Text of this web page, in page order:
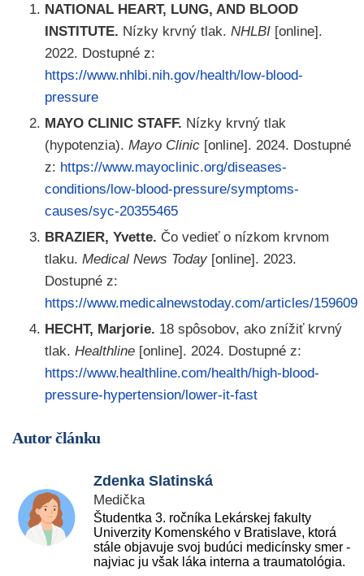
NATIONAL HEART, LUNG, AND BLOOD
INSTITUTE. Nízky krvný tlak. NHLBI [online].
2022. Dostupné z:
https://www.nhlbi.nih.gov/health/low-blood-
pressure
MAYO CLINIC STAFF. Nízky krvný tlak
(hypotenzia). Mayo Clinic [online]. 2024. Dostupné
z: https://www.mayoclinic.org/diseases-
conditions/low-blood-pressure/symptoms-
causes/syc-20355465
BRAZIER, Yvette. Čo vedieť o nízkom krvnom
tlaku. Medical News Today [online]. 2023.
Dostupné z:
https://www.medicalnewstoday.com/articles/159609
HECHT, Marjorie. 18 spôsobov, ako znížiť krvný
tlak. Healthline [online]. 2024. Dostupné z:
https://www.healthline.com/health/high-blood-
pressure-hypertension/lower-it-fast
Autor článku
Zdenka Slatinská
Medička
Študentka 3. ročníka Lekárskej fakulty
Univerzity Komenského v Bratislave, ktorá
stále objavuje svoj budúci medicínsky smer -
najviac ju však láka interna a traumatológia.